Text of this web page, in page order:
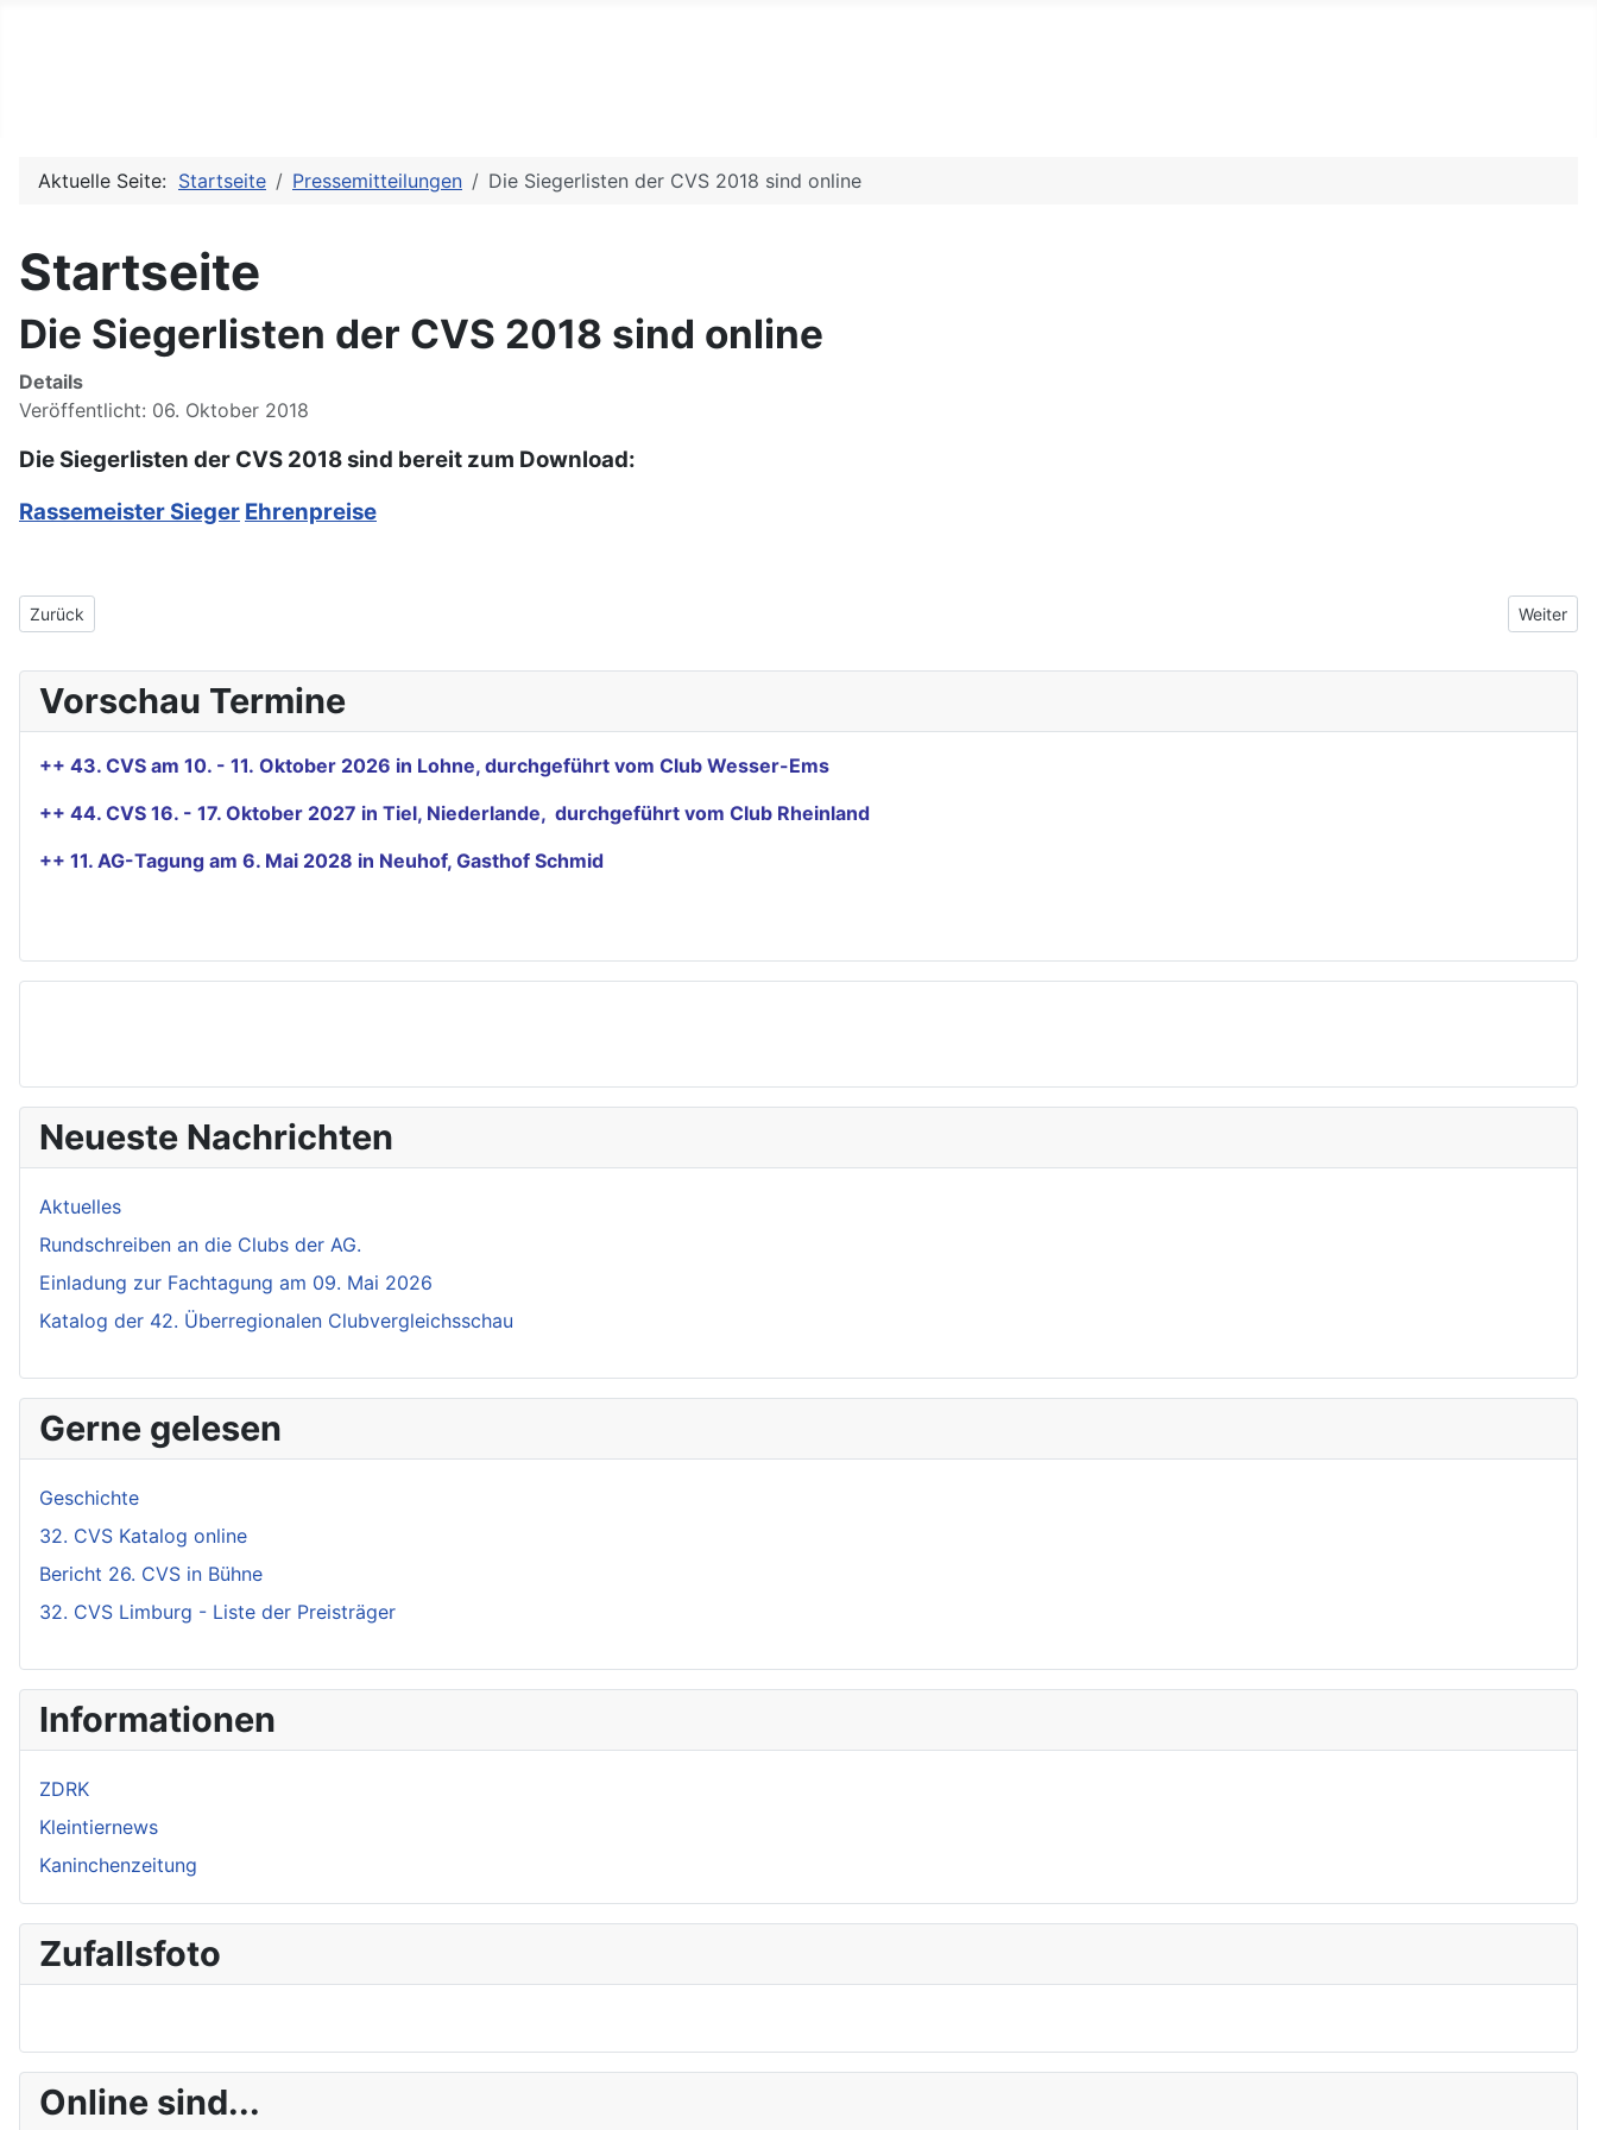
Aktuelle Seite: Startseite Pressemitteilungen Die Siegerlisten der CVS 2018 sind online
Startseite
Die Siegerlisten der CVS 2018 sind online
Details
Veröffentlicht: 06. Oktober 2018
Die Siegerlisten der CVS 2018 sind bereit zum Download:
Rassemeister Sieger Ehrenpreise
Vorheriger Beitrag: Katalog der 35. CVS online
Zurück Nächster
Weiter
Vorschau Termine
++ 43. CVS am 10. - 11. Oktober 2026 in Lohne, durchgeführt vom Club Wesser-Ems
++ 44. CVS 16. - 17. Oktober 2027 in Tiel, Niederlande, durchgeführt vom Club Rheinland
++ 11. AG-Tagung am 6. Mai 2028 in Neuhof, Gasthof Schmid
Neueste Nachrichten
Aktuelles
Rundschreiben an die Clubs der AG.
Einladung zur Fachtagung am 09. Mai 2026
Katalog der 42. Überregionalen Clubvergleichsschau
Gerne gelesen
Geschichte
32. CVS Katalog online
Bericht 26. CVS in Bühne
32. CVS Limburg - Liste der Preisträger
Informationen
ZDRK
Kleintiernews
Kaninchenzeitung
Zufallsfoto
Online sind...